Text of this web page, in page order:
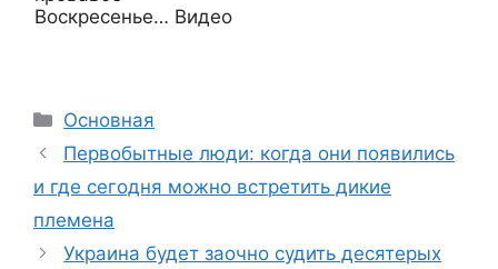
Воскресенье… Видео
Рубрики
Основная
Первобытные люди: когда они появились
и где сегодня можно встретить дикие
племена
Украина будет заочно судить десятерых